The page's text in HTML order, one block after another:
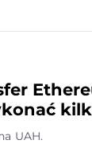
UAH.